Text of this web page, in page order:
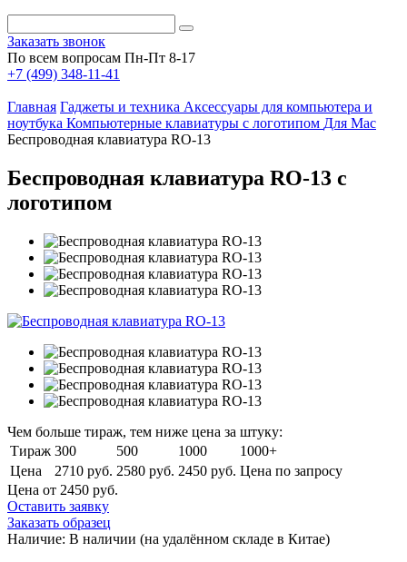
Заказать звонок
По всем вопросам Пн-Пт 8-17
+7 (499) 348-11-41
Главная Гаджеты и техника Аксессуары для компьютера и
ноутбука Компьютерные клавиатуры с логотипом Для Mac
Беспроводная клавиатура RO-13
Беспроводная клавиатура RO-13 с
логотипом
Чем больше тираж, тем ниже цена за штуку:
Тираж 300 500 1000
1000+
Цена
2710 руб. 2580 руб. 2450 руб. Цена по запросу
Цена от 2450 руб.
Оставить заявку
Заказать образец
Наличие: В наличии (на удалённом складе в Китае)